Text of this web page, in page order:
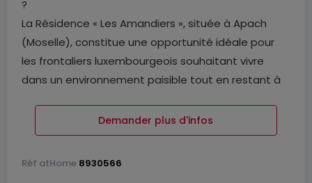
?
La Résidence « Les Amandiers », située à Apach
(Moselle), constitue une opportunité idéale pour
les frontaliers luxembourgeois souhaitant vivre
dans un environnement paisible tout en restant à
Un quotidien simplifié pour les frontaliers .
Demander plus d'infos
Réf atHome 8930566